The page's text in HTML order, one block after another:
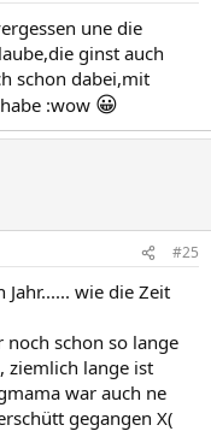
une die
ginst auch
schon dabei,mit
:wow 😀
#25
Jahr...... wie die Zeit
schon so lange
ziemlich lange ist
war auch ne
gegangen X(